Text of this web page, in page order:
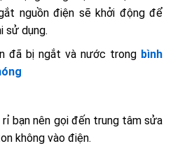
nguồn điện sẽ khởi động để
sử dụng.
đã bị ngắt và nước trong bình
rỉ bạn nên gọi đến trung tâm sửa
không vào điện.